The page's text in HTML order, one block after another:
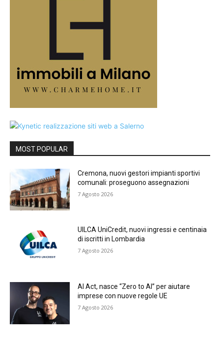
MOST POPULAR
Cremona, nuovi gestori impianti sportivi
comunali: proseguono assegnazioni
7 Agosto 2026
UILCA UniCredit, nuovi ingressi e centinaia
di iscritti in Lombardia
7 Agosto 2026
AI Act, nasce “Zero to AI” per aiutare
imprese con nuove regole UE
7 Agosto 2026